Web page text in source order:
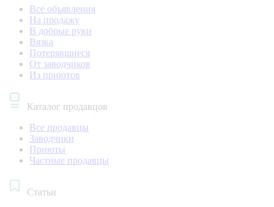
Все объявления
На продажу
В добрые руки
Вязка
Потерявшиеся
От заводчиков
Из приютов
Каталог продавцов
Все продавцы
Заводчики
Приюты
Частные продавцы
Статьи